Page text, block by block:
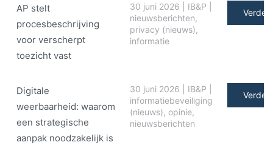
AP stelt
procesbeschrijving
voor verscherpt
toezicht vast
30 juni 2026 IB&P
nieuwsberichten,
privacy (nieuws),
informatie
Verder
Digitale
weerbaarheid: waarom
een strategische
aanpak noodzakelijk is
30 juni 2026 IB&P
informatiebeveiliging
(nieuws), opinie,
nieuwsberichten
Verder